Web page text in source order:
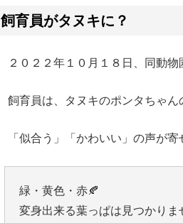
飼育員がタヌキに？
２０２２年１０月１８日、同動
飼育員は、タヌキのポンタちゃん
「似合う」「かわいい」の声が
緑・黄色・赤🍂
変身出来る葉っぱは見つかりま